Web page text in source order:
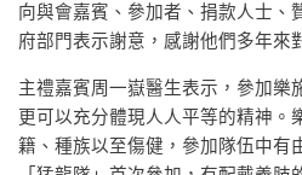
向與會嘉賓、參加者、捐款人士、
府部門表示謝意，感謝他們多年來
主禮嘉賓周一嶽醫生表示，參加樂
更可以充分體現人人平等的精神。
籍、種族以至傷健，參加隊伍中有